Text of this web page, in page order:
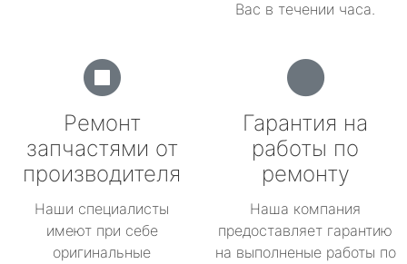
Вас в течении часа.
Ремонт
запчастями от
производителя
Наши специалисты
имеют при себе
оригинальные
Гарантия на
работы по
ремонту
Наша компания
предоставляет гарантию
на выполненые работы по